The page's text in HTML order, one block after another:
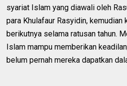
syariat Islam yang diawali oleh
para Khulafaur Rasyidin, kemudian
berikutnya selama ratusan tahun.
Islam mampu memberikan
belum pernah mereka dapatkan